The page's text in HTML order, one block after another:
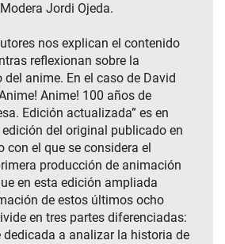
Jordi Ojeda.
nos explican el contenido
reflexionan sobre la
anime. En el caso de David
Anime! 100 años de
Edición actualizada” es en
del original publicado en
con el que se considera el
producción de animación
en esta edición ampliada
de estos últimos ocho
en tres partes diferenciadas:
dedicada a analizar la historia de